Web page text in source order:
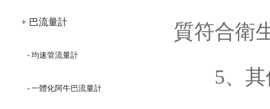
+ 巴流量計
- 均速管流量計
- 一體化阿牛巴流量計
質符合衛
5、其